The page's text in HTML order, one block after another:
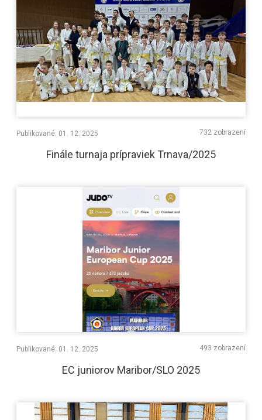
Publikované: 01. 12. 2025 732 zobrazení
Finále turnaja prípraviek Trnava/2025
Publikované: 01. 12. 2025 493 zobrazení
EC juniorov Maribor/SLO 2025